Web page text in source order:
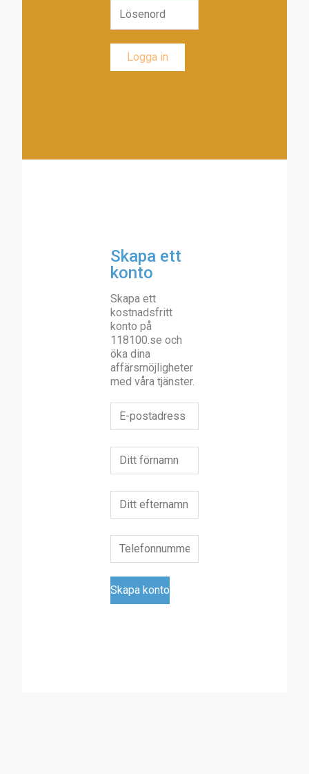
Skapa ett
konto
Skapa ett
kostnadsfritt
konto på
118100.se och
öka dina
affärsmöjligheter
med våra tjänster.